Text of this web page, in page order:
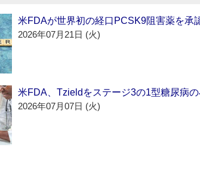
米FDAが世界初の経口PCSK9阻害薬を承
2026年07月21日 (火)
米FDA、Tzieldをステージ3の1型糖尿病
2026年07月07日 (火)